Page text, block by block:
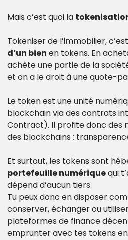
Mais c’est quoi la
Tokeniser de l’immobilier, c’est
d’un bien en tokens. En
achète une partie de la
et on a le droit à une quote-
Le token est une unité
blockchain via des contrats
Contract). Il profite donc des
des blockchains :
portefeuille numérique qui
dépend d’aucun tiers.
Tu peux donc en disposer
conserver, échanger ou
plateformes de finance
emprunter avec tes tokens